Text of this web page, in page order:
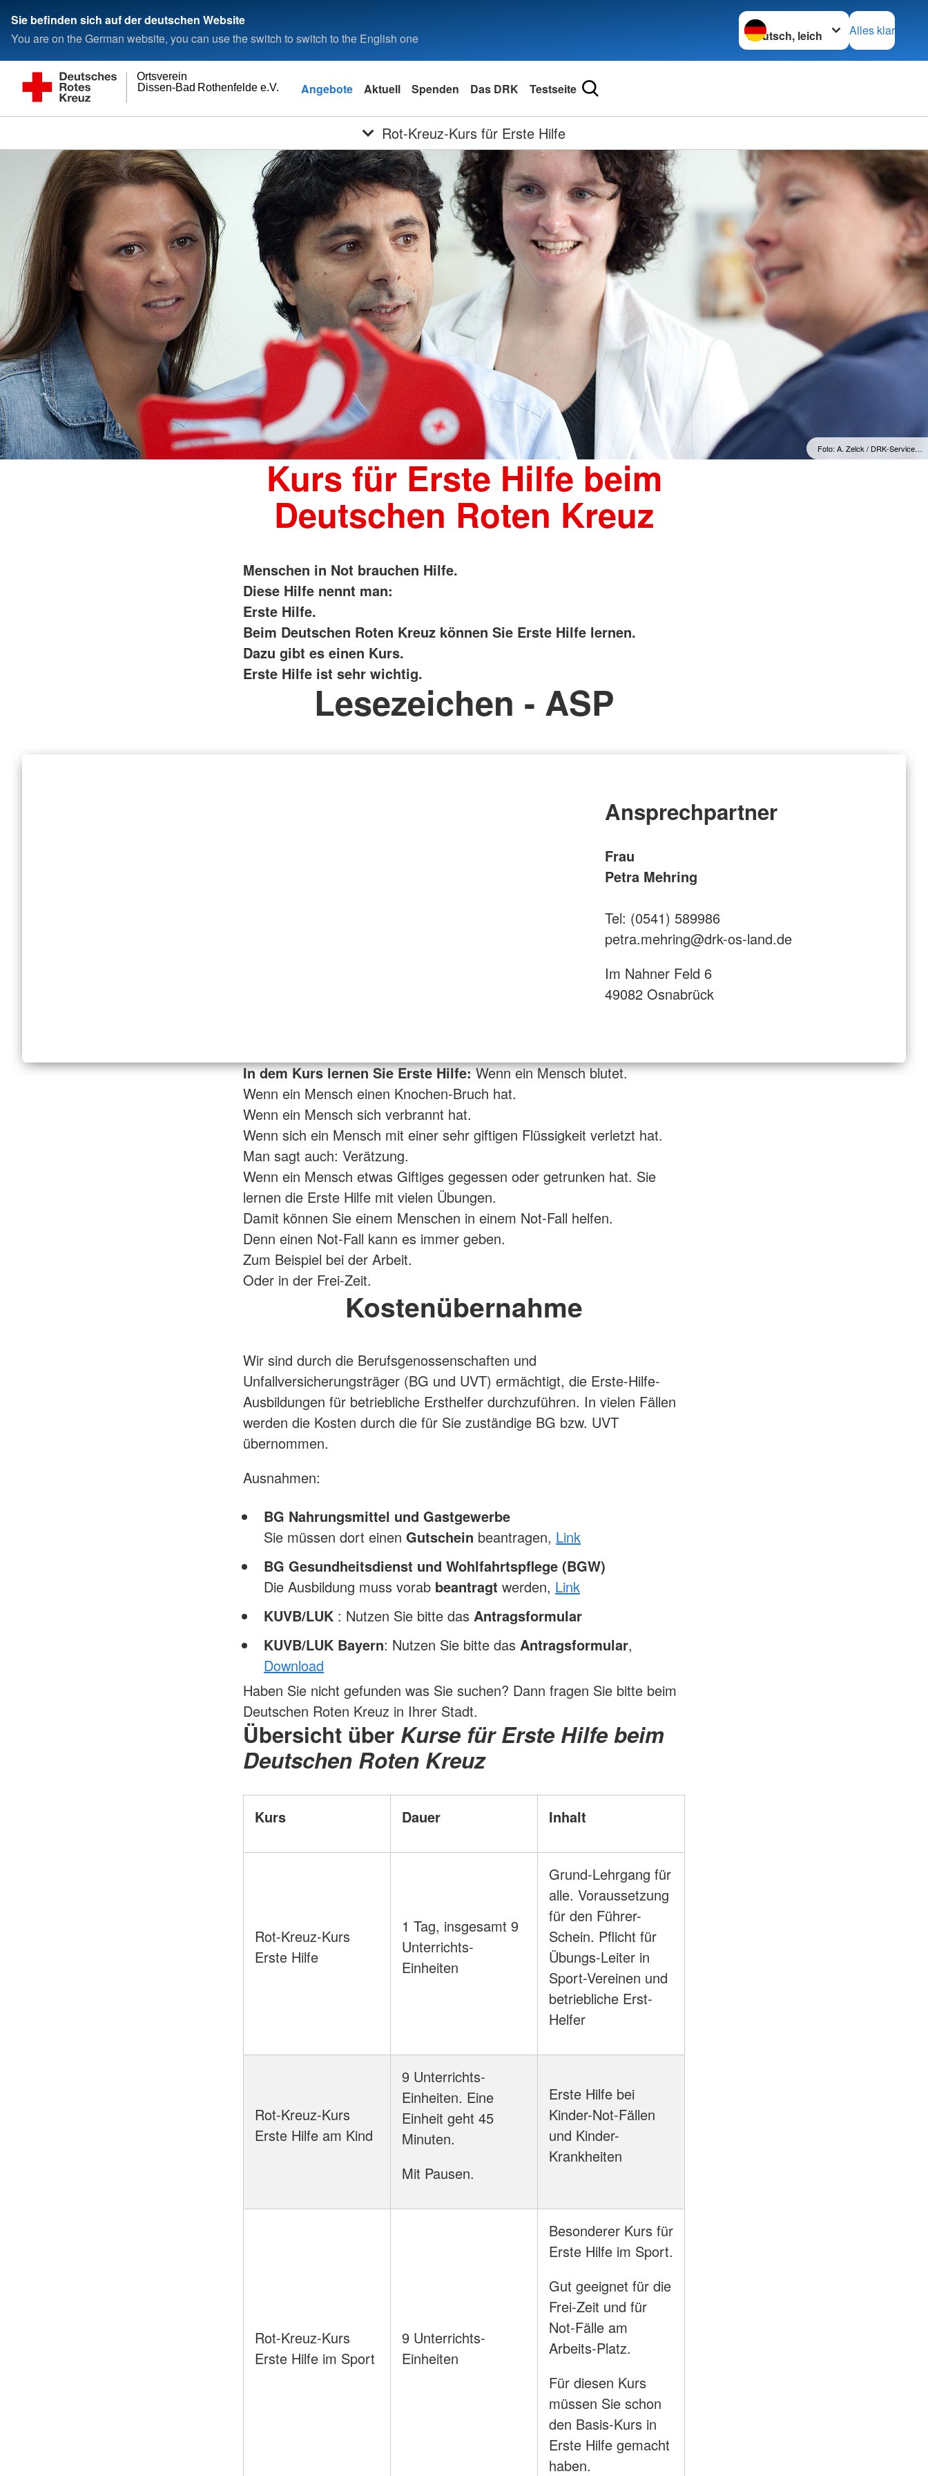
Sie befinden sich auf der deutschen Website
You are on the German website, you can use the switch to switch to the English one
Sprache wechseln zu
Alles klar
Dissen-Bad Rothenfelde e.V.
Ortsverein
Angebote Aktuell Spenden Das DRK Testseite
Rot-Kreuz-Kurs für Erste Hilfe
Foto: A. Zelck / DRK-Service…
Kurs für Erste Hilfe beim
Deutschen Roten Kreuz
Menschen in Not brauchen Hilfe.
Diese Hilfe nennt man:
Erste Hilfe.
Beim Deutschen Roten Kreuz können Sie Erste Hilfe lernen.
Dazu gibt es einen Kurs.
Erste Hilfe ist sehr wichtig.
Lesezeichen - ASP
Ansprechpartner
Frau
Petra Mehring
Tel: (0541) 589986
petra.mehring@drk-os-land.de
Im Nahner Feld 6
49082 Osnabrück
In dem Kurs lernen Sie Erste Hilfe:Wenn ein Mensch blutet.
Wenn ein Mensch einen Knochen-Bruch hat.
Wenn ein Mensch sich verbrannt hat.
Wenn sich ein Mensch mit einer sehr giftigen Flüssigkeit verletzt hat.
Man sagt auch: Verätzung.
Wenn ein Mensch etwas Giftiges gegessen oder getrunken hat. Sie
lernen die Erste Hilfe mit vielen Übungen.
Damit können Sie einem Menschen in einem Not-Fall helfen.
Denn einen Not-Fall kann es immer geben.
Zum Beispiel bei der Arbeit.
Oder in der Frei-Zeit.
Kostenübernahme
Wir sind durch die Berufsgenossenschaften und
Unfallversicherungsträger (BG und UVT) ermächtigt, die Erste-Hilfe-
Ausbildungen für betriebliche Ersthelfer durchzuführen. In vielen Fällen
werden die Kosten durch die für Sie zuständige BG bzw. UVT
übernommen.
Ausnahmen:
BG Nahrungsmittel und Gastgewerbe
Sie müssen dort einen Gutschein beantragen, Link
BG Gesundheitsdienst und Wohlfahrtspflege (BGW)
Die Ausbildung muss vorab beantragt werden, Link
KUVB/LUK : Nutzen Sie bitte das Antragsformular
KUVB/LUK Bayern: Nutzen Sie bitte das Antragsformular,
Download
Haben Sie nicht gefunden was Sie suchen? Dann fragen Sie bitte beim
Deutschen Roten Kreuz in Ihrer Stadt.
Übersicht über Kurse für Erste Hilfe beim
Deutschen Roten Kreuz
Kurs Dauer Inhalt
Rot-Kreuz-Kurs
Erste Hilfe
1 Tag, insgesamt 9
Unterrichts-
Einheiten
Grund-Lehrgang für
alle. Voraussetzung
für den Führer-
Schein. Pflicht für
Übungs-Leiter in
Sport-Vereinen und
betriebliche Erst-
Helfer
Rot-Kreuz-Kurs
Erste Hilfe am Kind
9 Unterrichts-
Einheiten. Eine
Einheit geht 45
Minuten.
Mit Pausen.
Erste Hilfe bei
Kinder-Not-Fällen
und Kinder-
Krankheiten
Rot-Kreuz-Kurs
Erste Hilfe im Sport
9 Unterrichts-
Einheiten
Besonderer Kurs für
Erste Hilfe im Sport.
Gut geeignet für die
Frei-Zeit und für
Not-Fälle am
Arbeits-Platz.
Für diesen Kurs
müssen Sie schon
den Basis-Kurs in
Erste Hilfe gemacht
haben.